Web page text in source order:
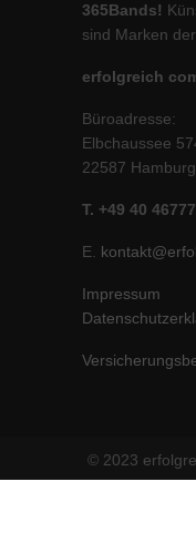
365Bands!
sind Marken
erfolgreich
Büroadresse:
Elbchaussee
22587 Hamburg
T. +49 40
E.
Impressum
© 2023